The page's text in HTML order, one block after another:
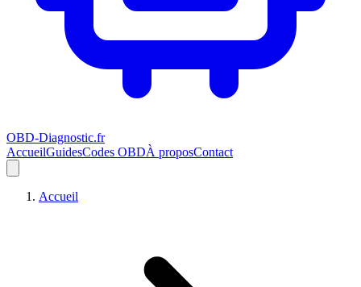
OBD-Diagnostic.fr
AccueilGuidesCodes OBDÀ proposContact
Accueil